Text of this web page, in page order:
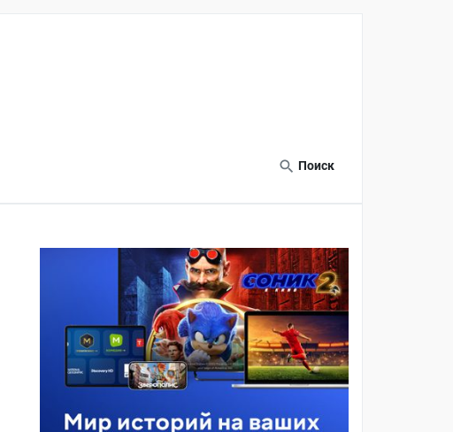
Поиск